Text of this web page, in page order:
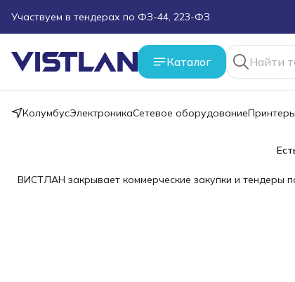
Поможем подобрать оборудование под ТЗ
Пуско-наладочные работы
Пришлите запрос на e-mail или в чат
Более 100 000 позиций в наличии и под заказ
Каталог
КолумбусЭлектроникаСетевое оборудование
ВИСТЛАН закрывает коммерческие закупки и